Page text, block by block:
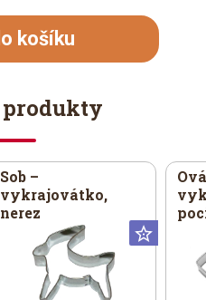
košíku
produkty
Sob –
vykrajovátko,
nerez